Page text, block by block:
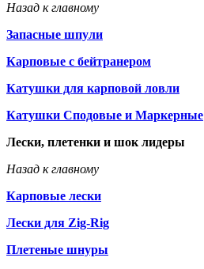
Назад к главному
Запасные шпули
Карповые с бейтранером
Катушки для карповой ловли
Катушки Сподовые и Маркерные
Лески, плетенки и шок лидеры
Назад к главному
Карповые лески
Лески для Zig-Rig
Плетеные шнуры